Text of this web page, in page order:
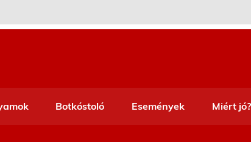
Botkóstoló Események Miért jó?